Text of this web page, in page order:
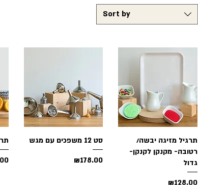
Sort by
Quick View
סט 12 משפכים עם מגש
Price
₪178.00
Quick View
תרגיל מזיגה יבשה/
רטובה- מקנקן לקנקן-
גדול
Price
₪128.00